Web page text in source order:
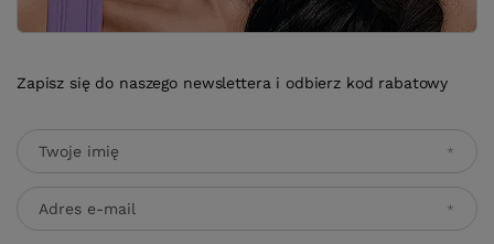
Zapisz się do naszego newslettera i odbierz kod rabatowy
Twoje imię
Adres e-mail